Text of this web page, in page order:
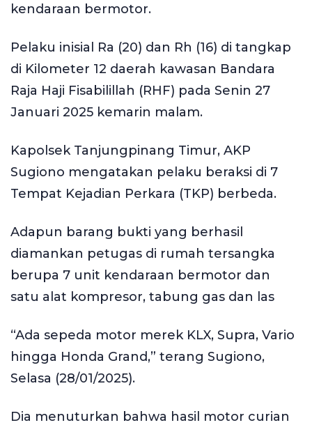
kendaraan bermotor.
Pelaku inisial Ra (20) dan Rh (16) di tangkap
di Kilometer 12 daerah kawasan Bandara
Raja Haji Fisabilillah (RHF) pada Senin 27
Januari 2025 kemarin malam.
Kapolsek Tanjungpinang Timur, AKP
Sugiono mengatakan pelaku beraksi di 7
Tempat Kejadian Perkara (TKP) berbeda.
Adapun barang bukti yang berhasil
diamankan petugas di rumah tersangka
berupa 7 unit kendaraan bermotor dan
satu alat kompresor, tabung gas dan las
“Ada sepeda motor merek KLX, Supra, Vario
hingga Honda Grand,” terang Sugiono,
Selasa (28/01/2025).
Dia menuturkan bahwa hasil motor curian